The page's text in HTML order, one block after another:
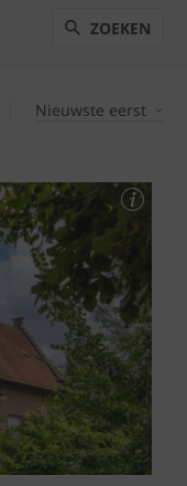
ZOEKEN
Nieuwste eerst